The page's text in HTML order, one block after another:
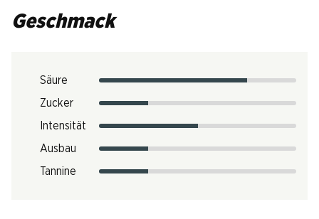
Geschmack
Säure
Zucker
Intensität
Ausbau
Tannine